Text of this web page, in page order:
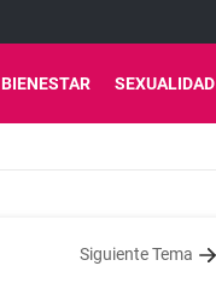
BIENESTAR SEXUALIDAD
Siguiente Tema